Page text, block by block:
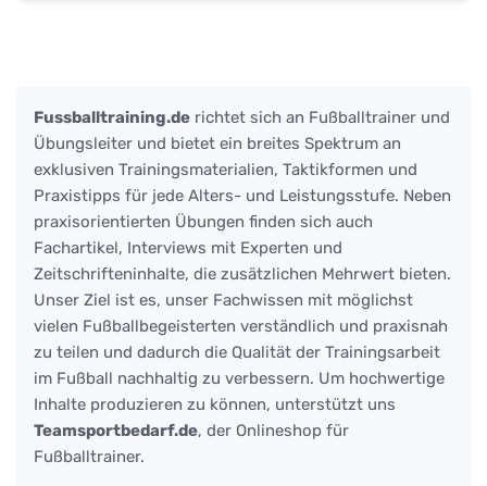
Fussballtraining.de richtet sich an Fußballtrainer und
Übungsleiter und bietet ein breites Spektrum an
exklusiven Trainingsmaterialien, Taktikformen und
Praxistipps für jede Alters- und Leistungsstufe. Neben
praxisorientierten Übungen finden sich auch
Fachartikel, Interviews mit Experten und
Zeitschrifteninhalte, die zusätzlichen Mehrwert bieten.
Unser Ziel ist es, unser Fachwissen mit möglichst
vielen Fußballbegeisterten verständlich und praxisnah
zu teilen und dadurch die Qualität der Trainingsarbeit
im Fußball nachhaltig zu verbessern. Um hochwertige
Inhalte produzieren zu können, unterstützt uns
Teamsportbedarf.de, der Onlineshop für
Fußballtrainer.